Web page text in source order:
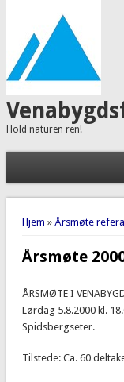
Hold naturen ren!
Du er her
Hjem » Årsmøte
Årsmøte
ÅRSMØTE I
Lørdag 5.8.2000 kl.
Spidsbergseter.
Tilstede: Ca. 60